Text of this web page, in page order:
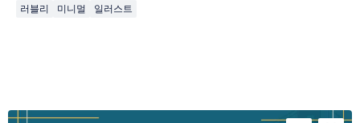
러블리 미니멀 일러스트